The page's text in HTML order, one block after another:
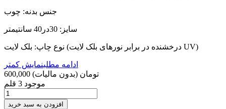
جنس بدنه: چوب
سایز: 30در40 سانتیمتر
نوع چاپ: بلک لایت (درخشنده در برابر نورهای بلک لایت UV)
ادامه مطلبنمایش کمتر
600,000 تومان (بدون مالیات)
موجود 3 قلم
افزودن به سبد خرید